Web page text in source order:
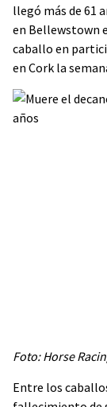
llegó más de 61
en Bellewstown
caballo en
en Cork la
Foto: Horse
Entre los